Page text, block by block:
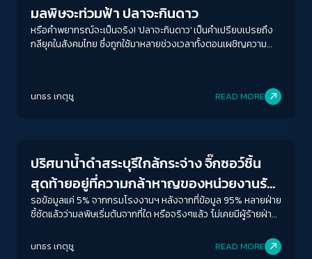
มลพิษจะท่วมฟ้า ปลาจะกินดาว
หรือคำพยากรณ์จะเป็นจริง! 'ปลาจะกินดาว' เป็นคำเปรียบเปรยถึง
กลียุคในสังคมไทย ซึ่งถูกใช้มาหลายช่วงเวลาทั้งตอนเผชิญความ
นทธร เกตุชู READ MORE
ปริศนาน้ำดำสระบุรีใกล้กระจ่าง จิ๊กซอว์ชิ้น
สุดท้ายอยู่ที่ความกล้าหาญของหน่วยงานรัฐ
ชี้ตัวการผู้ก่อมลพิษ
รอข้อมูลแค่ 5% จากกรมโรงงานฯ หลังจากที่ข้อมูล 95% หลายฝ่าย
ชี้ชัดแล้วว่ามลพิษเริ่มต้นจากที่ใด หรือจริงๆแล้ว 'ไม่เคยมีผู้ร้ายฝ่าย
นทธร เกตุชู READ MORE
ระยะห่างข้อความ
ปกติ มาก มากที่สุด
Deutan Tritan